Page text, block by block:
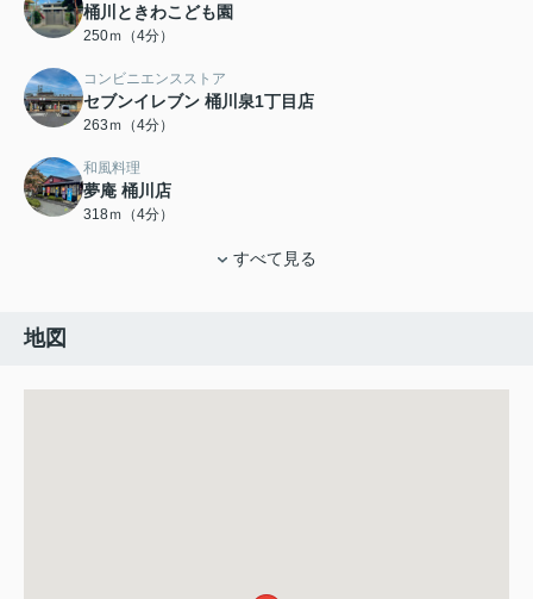
桶川ときわこども園
250ｍ（4分）
コンビニエンスストア
セブンイレブン 桶川泉1丁目店
263ｍ（4分）
和風料理
夢庵 桶川店
318ｍ（4分）
すべて見る
地図